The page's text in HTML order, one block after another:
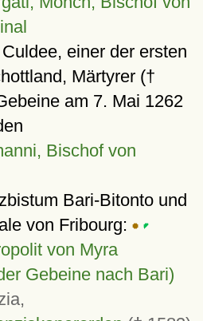
einer der ersten
Märtyrer (†
am 7. Mai 1262
Bischof von
Bari-Bitonto und
von Fribourg:
von Myra
Gebeine nach Bari)